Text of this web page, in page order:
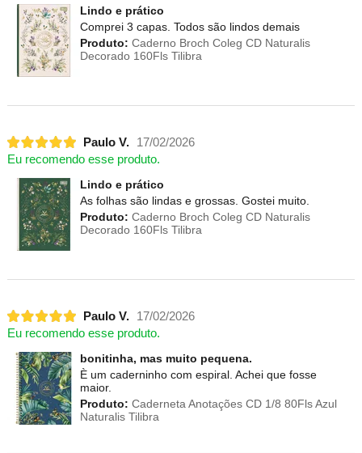
Lindo e prático
Comprei 3 capas. Todos são lindos demais
Produto: Caderno Broch Coleg CD Naturalis
Decorado 160Fls Tilibra
Paulo V.
17/02/2026
Eu recomendo esse produto.
Lindo e prático
As folhas são lindas e grossas. Gostei muito.
Produto: Caderno Broch Coleg CD Naturalis
Decorado 160Fls Tilibra
Paulo V.
17/02/2026
Eu recomendo esse produto.
bonitinha, mas muito pequena.
È um caderninho com espiral. Achei que fosse
maior.
Produto: Caderneta Anotações CD 1/8 80Fls Azul
Naturalis Tilibra